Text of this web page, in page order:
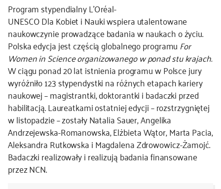
kontakt
Program stypendialny L’Oréal-
UNESCO Dla Kobiet i Nauki wspiera utalentowane
naukowczynie prowadzące badania w naukach o życiu.
Polska edycja jest częścią globalnego programuFor
Women in Science organizowanego w ponad stu krajach.
W ciągu ponad 20 lat istnienia programu w Polsce jury
wyróżniło 123 stypendystki na różnych etapach kariery
naukowej – magistrantki, doktorantki i badaczki przed
habilitacją. Laureatkami ostatniej edycji – rozstrzygniętej
w listopadzie – zostały Natalia Sauer, Angelika
Andrzejewska-Romanowska, Elżbieta Wątor, Marta Pacia,
Aleksandra Rutkowska i Magdalena Zdrowowicz-Żamojć.
Badaczki realizowały i realizują badania finansowane
przez NCN.